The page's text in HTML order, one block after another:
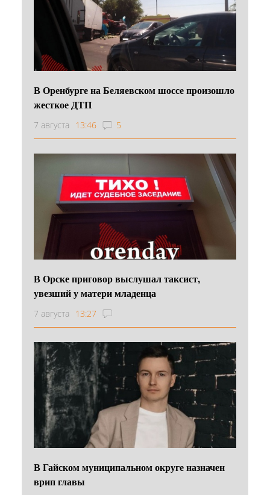
В Оренбурге на Беляевском шоссе произошло
жесткое ДТП
7 августа 13:46 5
В Орске приговор выслушал таксист,
увезший у матери младенца
7 августа 13:27
В Гайском муниципальном округе назначен
врип главы